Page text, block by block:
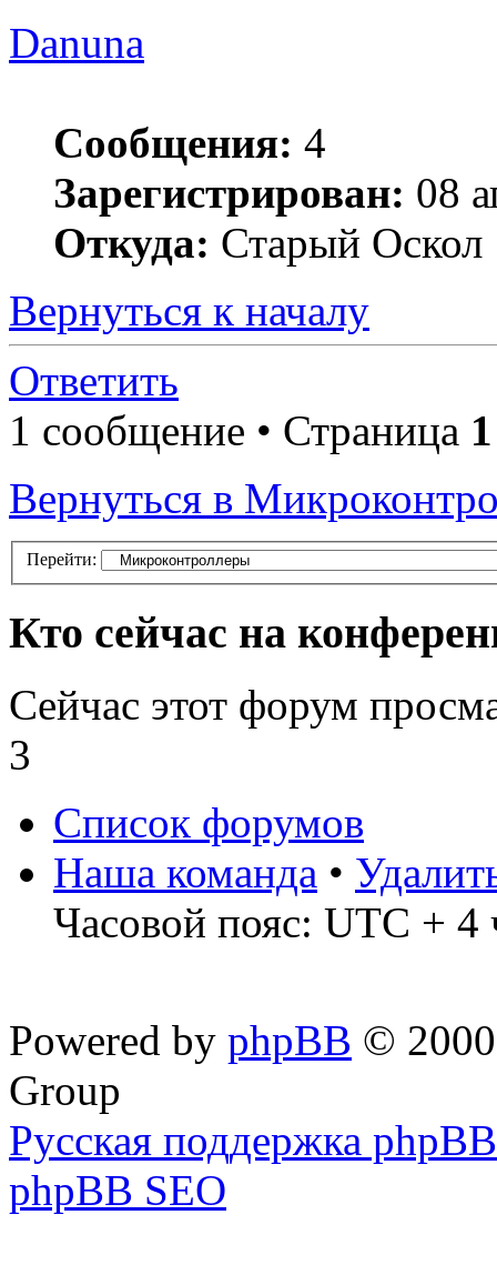
Danuna
Сообщения: 4
Зарегистрирован: 08
Откуда: Старый Оскол
Вернуться к началу
Ответить
1 сообщение • Страница 1
Вернуться в
Перейти:
Кто сейчас на
Сейчас этот форум
3
Список форумов
Наша команда •
Часовой пояс: UTC + 4
Powered by phpBB ©
Group
Русская поддержка phpBB
phpBB SEO